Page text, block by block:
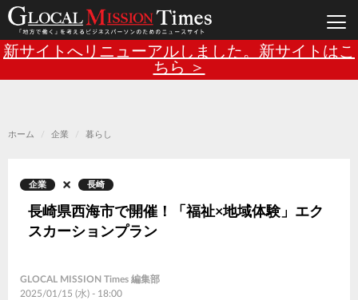
メ
イ
ン
移
動
Main
新サイトへリニューアルしました。新サイトはこ
ちら ＞
ホーム 企業 暮らし
企業 長崎
長崎県西海市で開催！「福祉×地域体験」エク
スカーションプラン
GLOCAL MISSION Times 編集部
2025/01/15 (水) - 18:00